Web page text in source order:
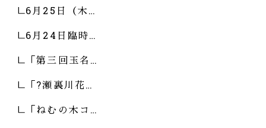
6月25日（木…
6月24日臨時…
「第三回玉名…
「?瀬裏川花…
「ねむの木コ…